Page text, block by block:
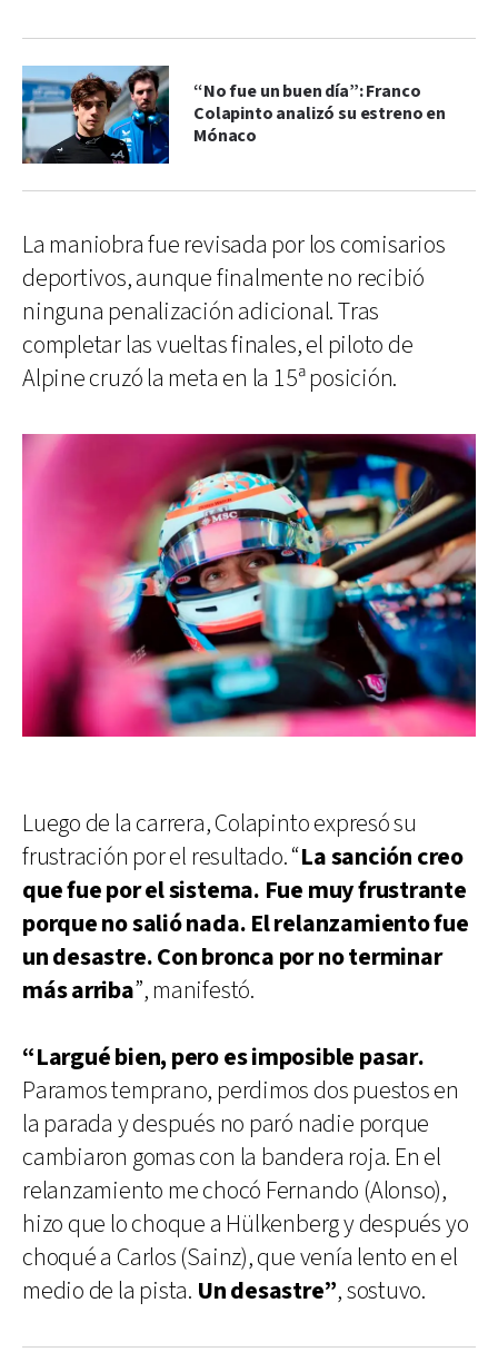
“No fue un buen día”: Franco
Colapinto analizó su estreno en
Mónaco
La maniobra fue revisada por los comisarios
deportivos, aunque finalmente no recibió
ninguna penalización adicional. Tras
completar las vueltas finales, el piloto de
Alpine cruzó la meta en la 15ª posición.
Luego de la carrera, Colapinto expresó su
frustración por el resultado. “La sanción creo
que fue por el sistema. Fue muy frustrante
porque no salió nada. El relanzamiento fue
un desastre. Con bronca por no terminar
más arriba”, manifestó.
“Largué bien, pero es imposible pasar.
Paramos temprano, perdimos dos puestos en
la parada y después no paró nadie porque
cambiaron gomas con la bandera roja. En el
relanzamiento me chocó Fernando (Alonso),
hizo que lo choque a Hülkenberg y después yo
choqué a Carlos (Sainz), que venía lento en el
medio de la pista. Un desastre”, sostuvo.